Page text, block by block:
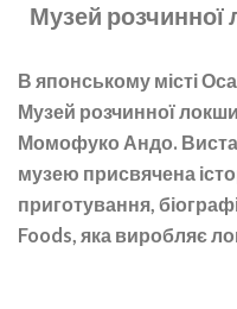
Музей розчинної
В японському місті
Музей розчинної
Момофуко Андо.
музею присвячена
приготування,
Foods, яка виробляє